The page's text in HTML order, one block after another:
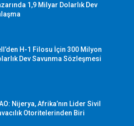
1,9 Milyar Dolarlık Dev
H-1 Filosu İçin 300 Milyon
Dev Savunma Sözleşmesi
Nijerya, Afrika’nın Lider Sivil
Otoritelerinden Biri